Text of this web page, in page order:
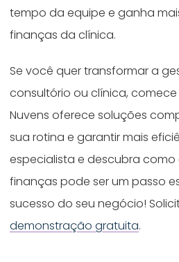
tempo da equipe e ganha
finanças da clínica.
Se você quer transformar a
consultório ou clínica,
Nuvens oferece soluções
sua rotina e garantir mais
especialista e descubra
finanças pode ser um passo
sucesso do seu negócio!
demonstração gratuita.